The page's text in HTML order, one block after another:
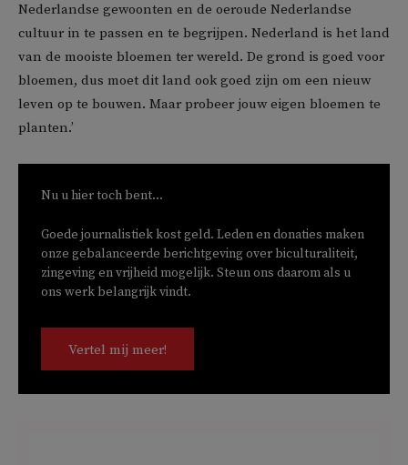
Nederlandse gewoonten en de oeroude Nederlandse
cultuur in te passen en te begrijpen. Nederland is het land
van de mooiste bloemen ter wereld. De grond is goed voor
bloemen, dus moet dit land ook goed zijn om een nieuw
leven op te bouwen. Maar probeer jouw eigen bloemen te
planten.’
Nu u hier toch bent...
Goede journalistiek kost geld. Leden en donaties maken
onze gebalanceerde berichtgeving over biculturaliteit,
zingeving en vrijheid mogelijk. Steun ons daarom als u
ons werk belangrijk vindt.
Vertel mij meer!